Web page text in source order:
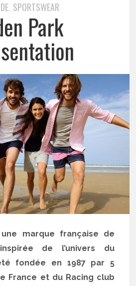
, SPORTSWEAR
Park
marque française de
de l’univers du
fondée en 1987 par 5
France et du Racing club